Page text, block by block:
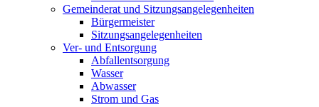
Gemeinderat und Sitzungsangelegenheiten
Bürgermeister
Sitzungsangelegenheiten
Ver- und Entsorgung
Abfallentsorgung
Wasser
Abwasser
Strom und Gas